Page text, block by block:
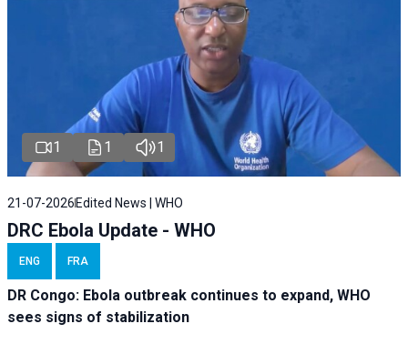
1 1 1
21-07-2026 Edited News | WHO
DRC Ebola Update - WHO
ENG FRA
DR Congo: Ebola outbreak continues to expand, WHO
sees signs of stabilization